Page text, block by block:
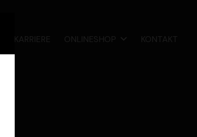
KARRIERE ONLINESHOP KONTAKT